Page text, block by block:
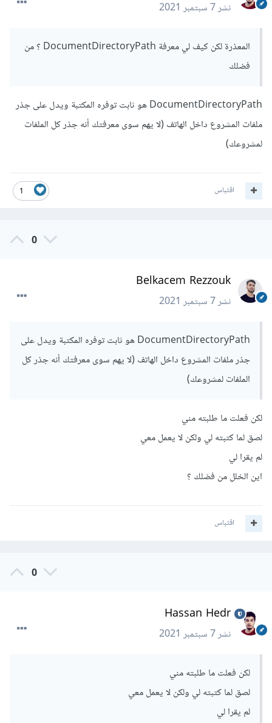
نشر7 سبتمبر 2021
المعذرة لكن كيف لي معرفة DocumentDirectoryPath ؟ من
فضلك
DocumentDirectoryPath هو ثابت توفره المكتبة ويدل على جذر
ملفات المشروع داخل الهاتف (لا يهم سوى معرفتك أنه جذر كل الملفات
لمشروعك)
1 اقتباس
0
Belkacem Rezzouk
نشر7 سبتمبر 2021
DocumentDirectoryPath هو ثابت توفره المكتبة ويدل على
جذر ملفات المشروع داخل الهاتف (لا يهم سوى معرفتك أنه جذر كل
الملفات لمشروعك)
لكن فعلت ما طلبته مني
لصق لما كتبته لي ولكن لا يعمل معي
لم يقرا لي
اين الخلل من فضلك ؟
اقتباس
0
Hassan Hedr
نشر7 سبتمبر 2021
لكن فعلت ما طلبته مني
لصق لما كتبته لي ولكن لا يعمل معي
لم يقرا لي